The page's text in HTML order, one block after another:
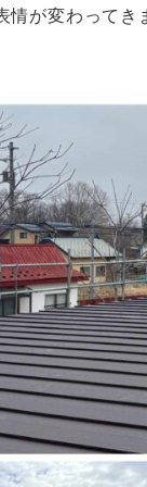
情が変わってき